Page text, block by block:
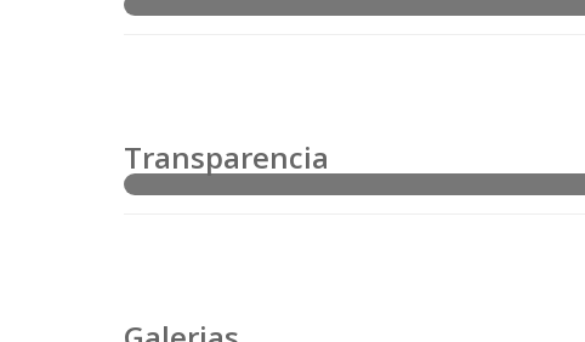
Transparencia